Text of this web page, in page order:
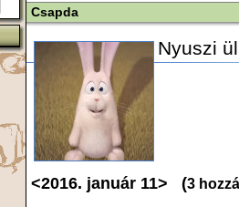
Csapda
Nyuszi
<2016. január 11> (3